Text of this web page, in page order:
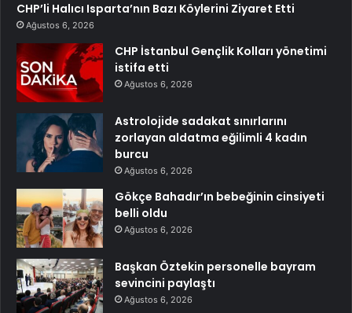
CHP’li Halıcı Isparta’nın Bazı Köylerini Ziyaret Etti
Ağustos 6, 2026
CHP İstanbul Gençlik Kolları yönetimi
istifa etti
Ağustos 6, 2026
Astrolojide sadakat sınırlarını
zorlayan aldatma eğilimli 4 kadın
burcu
Ağustos 6, 2026
Gökçe Bahadır’ın bebeğinin cinsiyeti
belli oldu
Ağustos 6, 2026
Başkan Öztekin personelle bayram
sevincini paylaştı
Ağustos 6, 2026